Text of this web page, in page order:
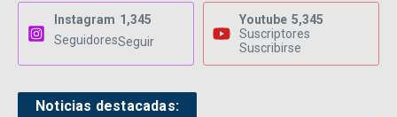
Instagram 1,345
SeguidoresSeguir
Youtube 5,345
Suscriptores
Suscribirse
Noticias destacadas: